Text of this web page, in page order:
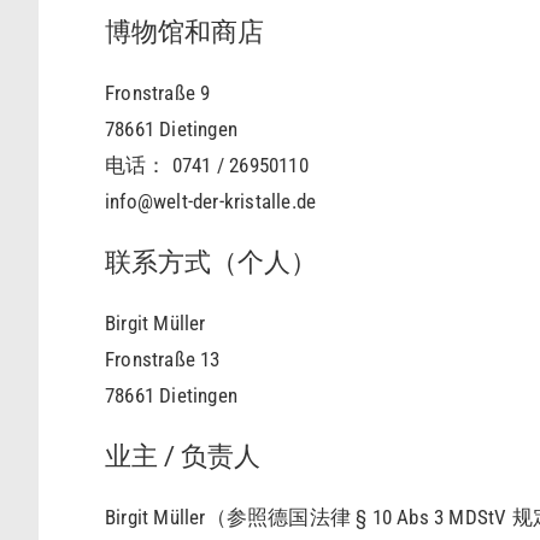
博物馆和商店
Fronstraße 9
78661 Dietingen
电话： 0741 / 26950110
info@welt-der-kristalle.de
联系方式（个人）
Birgit Müller
Fronstraße 13
78661 Dietingen
业主 / 负责人
Birgit Müller（参照德国法律 § 10 Abs 3 MDStV 规